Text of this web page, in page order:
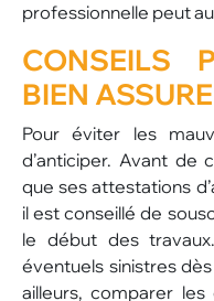
professionnelle peut
CONSEILS
BIEN
Pour éviter les
d’anticiper. Avant de
que ses attestations
il est conseillé de
le début des
éventuels sinistres
ailleurs, comparer